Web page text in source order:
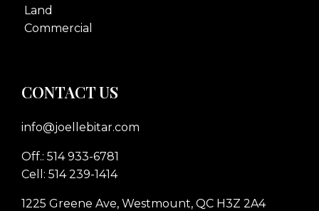
Land
Commercial
CONTACT US
info@joellebitar.com
Off.: 514 933-6781
Cell: 514 239-1414
1225 Greene Ave, Westmount, QC H3Z 2A4